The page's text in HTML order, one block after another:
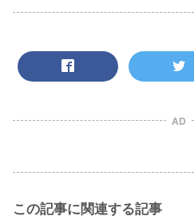
AD
この記事に関連する記事